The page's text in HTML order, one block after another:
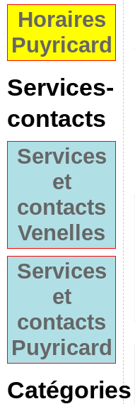
Horaires
Puyricard
Services-
contacts
Services
et
contacts
Venelles
Services
et
contacts
Puyricard
Catégories